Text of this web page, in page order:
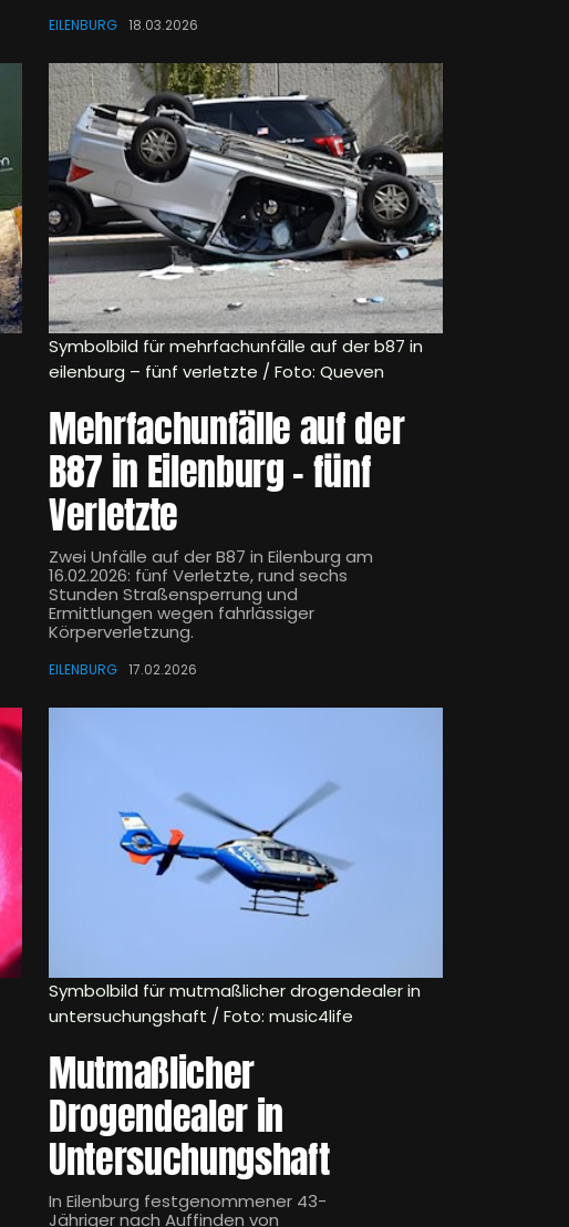
EILENBURG 18.03.2026
Symbolbild für mehrfachunfälle auf der b87 in
eilenburg – fünf verletzte / Foto: Queven
Mehrfachunfälle auf der
B87 in Eilenburg – fünf
Verletzte
Zwei Unfälle auf der B87 in Eilenburg am
16.02.2026: fünf Verletzte, rund sechs
Stunden Straßensperrung und
Ermittlungen wegen fahrlässiger
Körperverletzung.
EILENBURG 17.02.2026
Symbolbild für mutmaßlicher drogendealer in
untersuchungshaft / Foto: music4life
Mutmaßlicher
Drogendealer in
Untersuchungshaft
In Eilenburg festgenommener 43-
Jähriger nach Auffinden von